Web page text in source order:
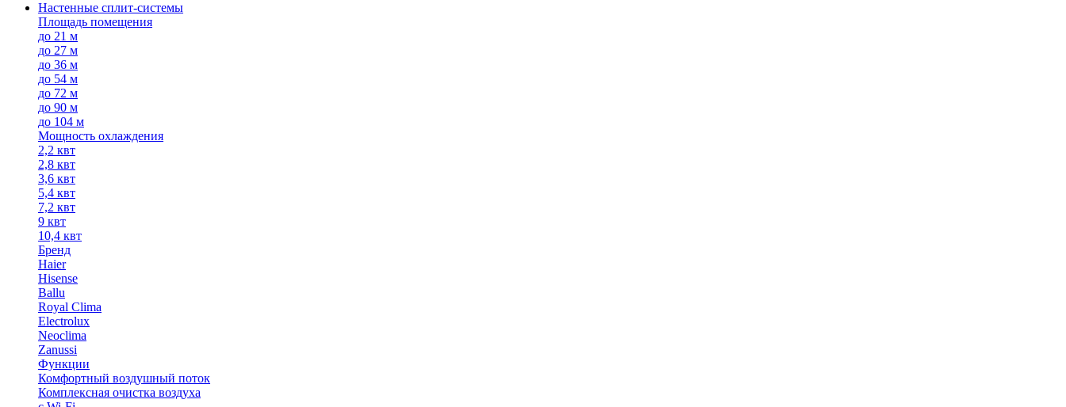
Настенные сплит-системы
Площадь помещения
до 21 м
до 27 м
до 36 м
до 54 м
до 72 м
до 90 м
до 104 м
Мощность охлаждения
2,2 квт
2,8 квт
3,6 квт
5,4 квт
7,2 квт
9 квт
10,4 квт
Бренд
Haier
Hisense
Ballu
Royal Clima
Electrolux
Neoclima
Zanussi
Функции
Комфортный воздушный поток
Комплексная очистка воздуха